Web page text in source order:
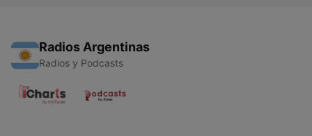
Radios Argentinas
Radios y Podcasts